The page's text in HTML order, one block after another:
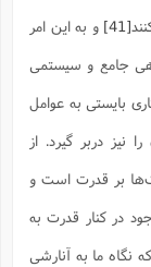
[41]
و به این امر
جامع و سیستمی
بایستی به عوامل
دربر گیرد. از
بر قدرت است و
در کنار قدرت به
نگاه ما به آنارشی